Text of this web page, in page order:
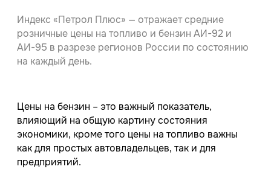
Индекс «Петрол Плюс» — отражает средние
розничные цены на топливо и бензин АИ-92 и
АИ-95 в разрезе регионов России по состоянию
на каждый день.
Цены на бензин – это важный показатель,
влияющий на общую картину состояния
экономики, кроме того цены на топливо важны
как для простых автовладельцев, так и для
предприятий.